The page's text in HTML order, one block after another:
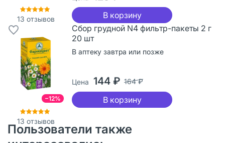
13 отзывов В корзину
−12%
13 отзывов
Сбор грудной N4 фильтр-пакеты 2 г
20 шт
В аптеку завтра или позже
Цена 144 ₽ 164 ₽
В корзину
Пользователи также